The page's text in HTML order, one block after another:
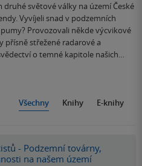
světové války na území České
Vyvíjeli snad v podzemních
Provozovali někde výcvikové
přísně střežené radarové a
o temné kapitole našich…
Všechny Knihy E-knihy
- Podzemní továrny,
na našem území